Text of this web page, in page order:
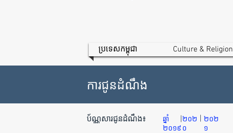
ប្រទេសកម្ពុជា Culture & Religion
ការជូនដំណឹង
ប័ណ្ណសារជូនដំណឹង៖
ឆ្នាំ
២០១៩
២០២
០
២០២
១
| |